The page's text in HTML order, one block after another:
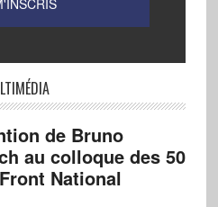
de Bruno
au colloque des 50
National